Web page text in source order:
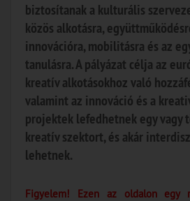
biztosítanak a kulturális
közös alkotásra,
innovációra, mobilitásra és az
tanulásra. A pályázat célja az
kreatív alkotásokhoz való
valamint az innováció és a
projektek lefedhetnek egy vagy
kreatív szektort, és akár
lehetnek.
Figyelem! Ezen az oldalon egy